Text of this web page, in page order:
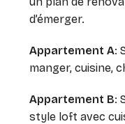
d’émerger.
Appartement A:
manger, cuisine,
Appartement B:
style loft avec